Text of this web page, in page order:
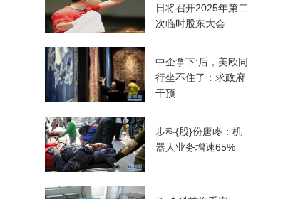
日将召开2025年第二
次临时股东大会
中企拿下:后，美欧同
行坐不住了：求政府
干预
步科{股}份唐咚：机
器人业务增速65%